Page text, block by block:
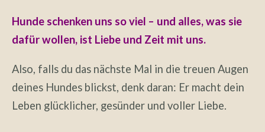
Hunde schenken uns so viel – und alles, was sie
dafür wollen, ist Liebe und Zeit mit uns.
Also, falls du das nächste Mal in die treuen Augen
deines Hundes blickst, denk daran: Er macht dein
Leben glücklicher, gesünder und voller Liebe.